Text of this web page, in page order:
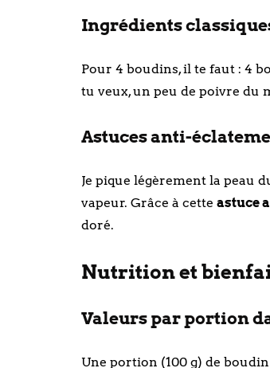
Ingrédients
Pour 4 boudins, il te faut : 4
tu veux, un peu de poivre du
Astuces anti-
Je pique légèrement la peau
vapeur. Grâce à cette astuce
doré.
Nutrition et
Valeurs par portion
Une portion (100 g) de